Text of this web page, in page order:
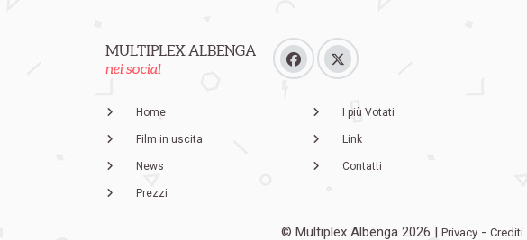
MULTIPLEX ALBENGA
nei social
Home
Film in uscita
News
Prezzi
I più Votati
Link
Contatti
© Multiplex Albenga 2026 |Privacy -Crediti